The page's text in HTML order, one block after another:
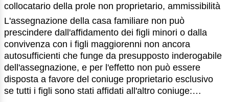
collocatario della prole non proprietario, ammissibilità
L'assegnazione della casa familiare non può
prescindere dall'affidamento dei figli minori o dalla
convivenza con i figli maggiorenni non ancora
autosufficienti che funge da presupposto inderogabile
dell'assegnazione, e per l'effetto non può essere
disposta a favore del coniuge proprietario esclusivo
se tutti i figli sono stati affidati all'altro coniuge:…